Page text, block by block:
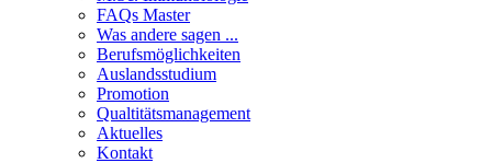
FAQs Master
Was andere sagen ...
Berufsmöglichkeiten
Auslandsstudium
Promotion
Qualtitätsmanagement
Aktuelles
Kontakt